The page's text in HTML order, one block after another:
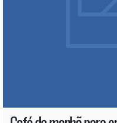
seus clientes